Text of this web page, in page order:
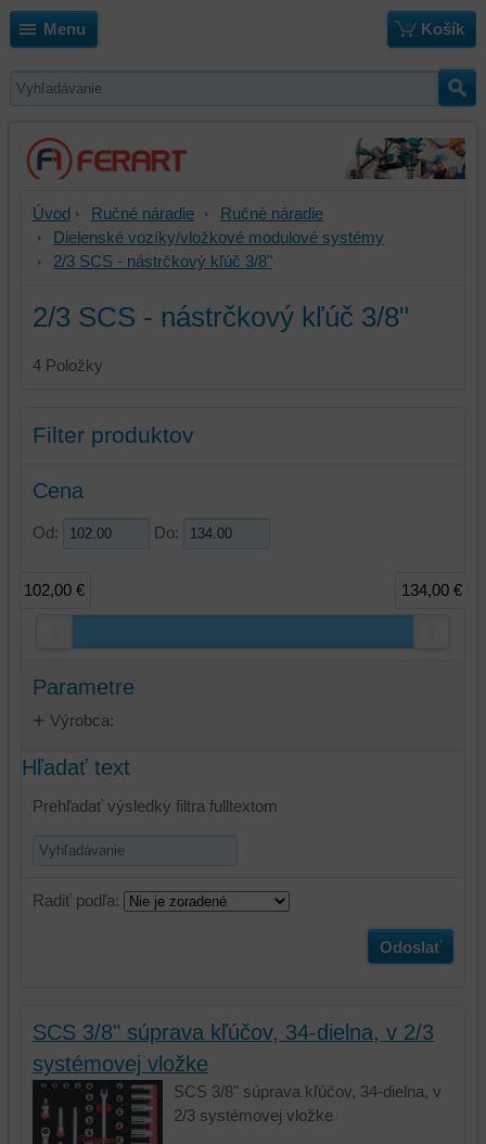
Menu Košík
Úvod Ručné náradie
Ručné náradie
Dielenské vozíky/vložkové modulové systémy
2/3 SCS - nástrčkový kľúč 3/8"
2/3 SCS - nástrčkový kľúč 3/8"
4 Položky
Filter produktov
Cena
Od: Do:
102,00 € 134,00 €
Parametre
Výrobca:
Hľadať text
Prehľadať výsledky filtra fulltextom
Radiť podľa:
Odoslať
SCS 3/8" súprava kľúčov, 34-dielna, v 2/3
systémovej vložke
SCS 3/8" súprava kľúčov, 34-dielna, v
2/3 systémovej vložke